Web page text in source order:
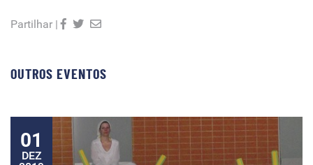
Partilhar |
OUTROS EVENTOS
01
DEZ